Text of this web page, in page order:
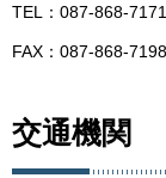
TEL：087-868-7171
FAX：087-868-7198
交通機関